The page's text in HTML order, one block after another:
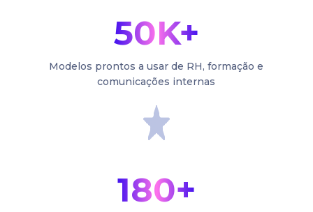
50K+
Modelos prontos a usar de RH, formação e
comunicações internas
180+